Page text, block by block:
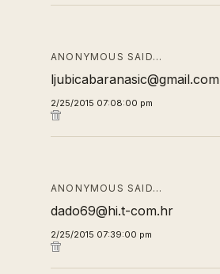
ANONYMOUS SAID…
ljubicabaranasic@gmail.com
2/25/2015 07:08:00 pm
ANONYMOUS SAID…
dado69@hi.t-com.hr
2/25/2015 07:39:00 pm